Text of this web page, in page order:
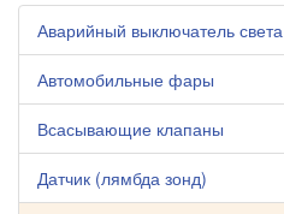
Аварийный выключатель света
Автомобильные фары
Всасывающие клапаны
Датчик (лямбда зонд)